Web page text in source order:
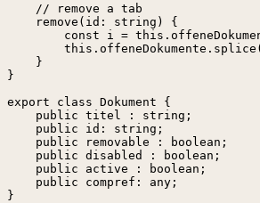
    // remove a tab
    remove(id: string) {
const i =
    }
}
export class Dokument {
    public titel : string;
    public id: string;
    public removable : boolean;
    public disabled : boolean;
    public active : boolean;
    public compref: any;
}